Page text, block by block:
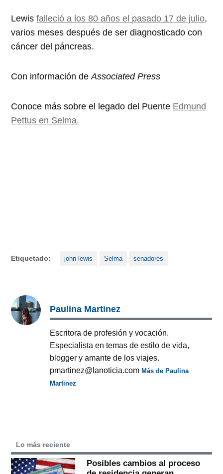
Lewisfalleció a los 80 años el pasado 17 de julio,
varios meses después de ser diagnosticado con
cáncer del páncreas.
Con información deAssociated Press
Conoce más sobre el legado del Puente Edmund
Pettus en Selma.
Etiquetado: john lewis Selma senadores
Paulina Martinez
Escritora de profesión y vocación.
Especialista en temas de estilo de vida,
blogger y amante de los viajes.
pmartinez@lanoticia.comMás de Paulina
Martinez
Lo más reciente
Posibles cambios al proceso